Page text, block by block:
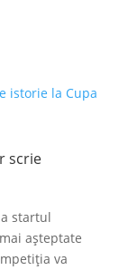
scrie
startul
așteptate
va